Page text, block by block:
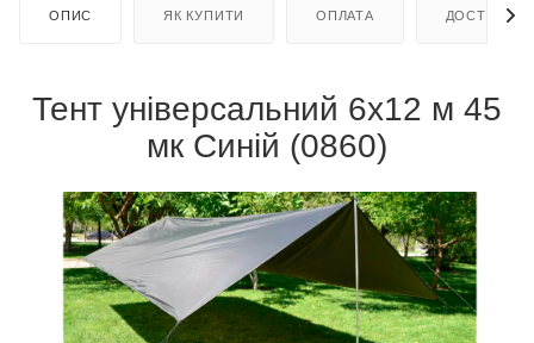
ОПИС ЯК КУПИТИ ОПЛАТА ДОСТАВКА
Тент універсальний 6х12 м 45
мк Синій (0860)